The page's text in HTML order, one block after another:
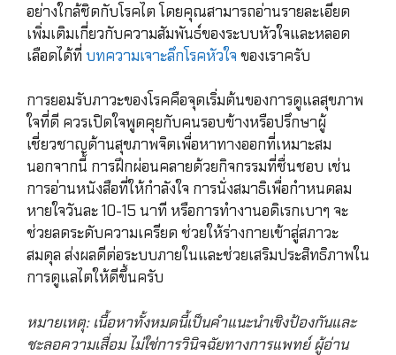
อย่างใกล้ชิดกับโรคไต โดยคุณสามารถอ่านรายละเอียด
เพิ่มเติมเกี่ยวกับความสัมพันธ์ของระบบหัวใจและหลอด
เลือดได้ที่ บทความเจาะลึกโรคหัวใจ ของเราครับ
การยอมรับภาวะของโรคคือจุดเริ่มต้นของการดูแลสุขภาพ
ใจที่ดี ควรเปิดใจพูดคุยกับคนรอบข้างหรือปรึกษาผู้
เชี่ยวชาญด้านสุขภาพจิตเพื่อหาทางออกที่เหมาะสม
นอกจากนี้ การฝึกผ่อนคลายด้วยกิจกรรมที่ชื่นชอบ เช่น
การอ่านหนังสือที่ให้กำลังใจ การนั่งสมาธิเพื่อกำหนดลม
หายใจวันละ 10-15 นาที หรือการทำงานอดิเรกเบาๆ จะ
ช่วยลดระดับความเครียด ช่วยให้ร่างกายเข้าสู่สภาวะ
สมดุล ส่งผลดีต่อระบบภายในและช่วยเสริมประสิทธิภาพใน
การดูแลไตให้ดีขึ้นครับ
หมายเหตุ: เนื้อหาทั้งหมดนี้เป็นคำแนะนำเชิงป้องกันและ
ชะลอความเสื่อม ไม่ใช่การวินิจฉัยทางการแพทย์ ผู้อ่าน